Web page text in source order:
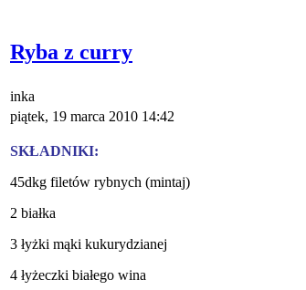
Ryba z curry
inka
piątek, 19 marca 2010 14:42
SKŁADNIKI:
45dkg filetów rybnych (mintaj)
2 białka
3 łyżki mąki kukurydzianej
4 łyżeczki białego wina